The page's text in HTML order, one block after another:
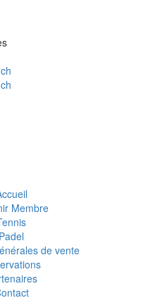
Membre
Padel
de vente